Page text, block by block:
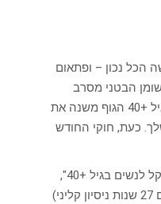
הכל נכון – ופתאום
הבטני מסרב
להשתחרר? את לא מדמיינת. בגיל +40 הגוף משנה את
כעת, חוקי החודש
ב"הקוד ההורמונלי לירידה במשקל לנשים בגיל +40",
הנטורופתית איה הוד ניקולא (עם 27 שנות ניסיון קליני)